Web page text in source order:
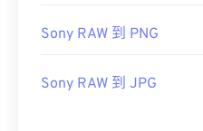
Sony RAW 到 PNG
Sony RAW 到 JPG